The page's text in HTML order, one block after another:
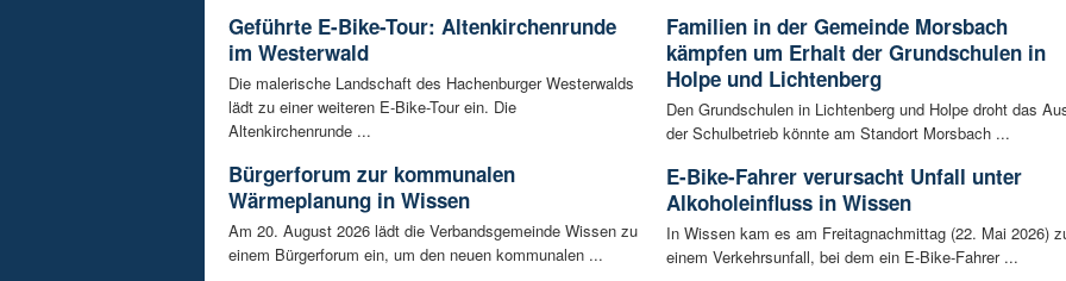
Geführte E-Bike-Tour: Altenkirchenrunde
im Westerwald
Die malerische Landschaft des Hachenburger Westerwalds
lädt zu einer weiteren E-Bike-Tour ein. Die
Altenkirchenrunde ...
Bürgerforum zur kommunalen
Wärmeplanung in Wissen
Am 20. August 2026 lädt die Verbandsgemeinde Wissen zu
einem Bürgerforum ein, um den neuen kommunalen ...
Familien in der Gemeinde Morsbach
kämpfen um Erhalt der Grundschulen in
Holpe und Lichtenberg
Den Grundschulen in Lichtenberg und Holpe droht das
der Schulbetrieb könnte am Standort Morsbach ...
E-Bike-Fahrer verursacht Unfall unter
Alkoholeinfluss in Wissen
In Wissen kam es am Freitagnachmittag (22. Mai 2026)
einem Verkehrsunfall, bei dem ein E-Bike-Fahrer ...